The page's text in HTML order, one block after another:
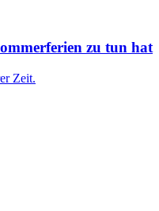
zu tun hat
Zeit.